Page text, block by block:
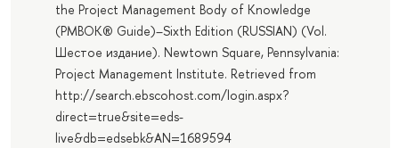
the Project Management Body of Knowledge
(PMBOK® Guide)–Sixth Edition (RUSSIAN) (Vol.
Шестое издание). Newtown Square, Pennsylvania:
Project Management Institute. Retrieved from
http://search.ebscohost.com/login.aspx?
direct=true&site=eds-
live&db=edsebk&AN=1689594